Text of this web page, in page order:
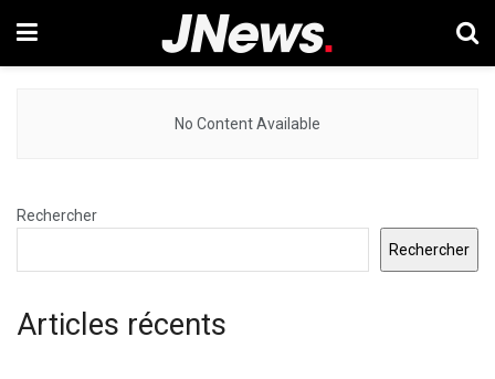
No Content Available
Rechercher
Rechercher
Articles récents